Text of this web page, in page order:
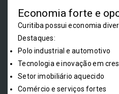
Economia forte e
Curitiba possui economia
Destaques:
Polo industrial e automotivo
Tecnologia e inovação em
Setor imobiliário aquecido
Comércio e serviços fortes